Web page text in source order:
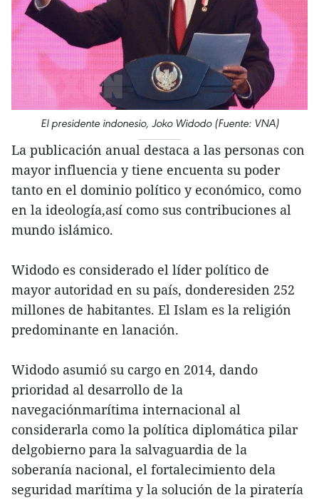
El presidente indonesio, Joko Widodo (Fuente: VNA)
La publicación anual destaca a las personas con
mayor influencia y tiene encuenta su poder
tanto en el dominio político y económico, como
en la ideología,así como sus contribuciones al
mundo islámico.
Widodo es considerado el líder político de
mayor autoridad en su país, donderesiden 252
millones de habitantes. El Islam es la religión
predominante en lanación.
Widodo asumió su cargo en 2014, dando
prioridad al desarrollo de la
navegaciónmarítima internacional al
considerarla como la política diplomática pilar
delgobierno para la salvaguardia de la
soberanía nacional, el fortalecimiento dela
seguridad marítima y la solución de la piratería